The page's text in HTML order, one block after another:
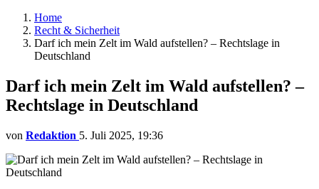
Home
Recht & Sicherheit
Darf ich mein Zelt im Wald aufstellen? – Rechtslage in
Deutschland
Darf ich mein Zelt im Wald aufstellen? –
Rechtslage in Deutschland
von Redaktion 5. Juli 2025, 19:36